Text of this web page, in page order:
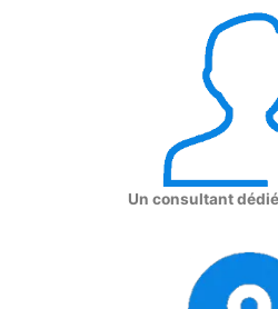
Un consultant